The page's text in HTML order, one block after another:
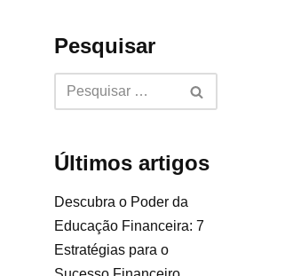
Pesquisar
Últimos artigos
Descubra o Poder da
Educação Financeira: 7
Estratégias para o